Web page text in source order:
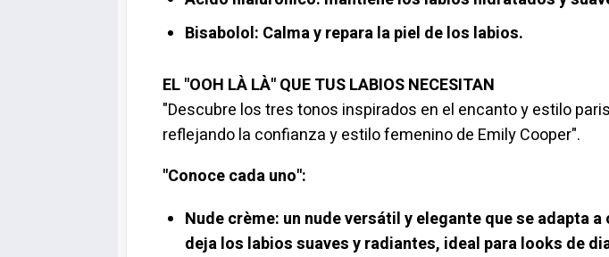
Bisabolol: Calma y repara la piel de los labios.
EL "OOH LÀ LÀ" QUE TUS LABIOS NECESITAN
"Descubre los tres tonos inspirados en el encanto y estilo
reflejando la confianza y estilo femenino de Emily Cooper".
"Conoce cada uno":
Nude crème: un nude versátil y elegante que se adapta
deja los labios suaves y radiantes, ideal para looks de